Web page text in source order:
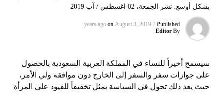
بشكل أوسع. نشر الجمعة، 02 اغسطس / آب 2019
Published
7 years ago
on August 3, 2019
By
Editor
سيسمح أخيراً للنساء في المملكة العربية السعودية بالحصول
على جوازات سفر والسفر إلى الخارج دون موافقة ولي الأمر،
حيث يعد ذلك تحول في السياسة يمثل تخفيفاً للقيود على المرأة